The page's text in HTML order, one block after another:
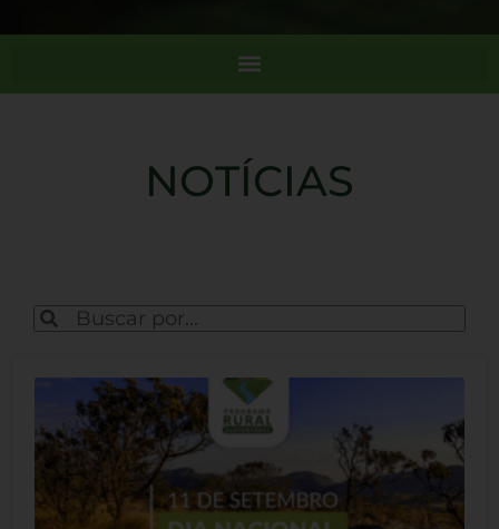
NOTÍCIAS